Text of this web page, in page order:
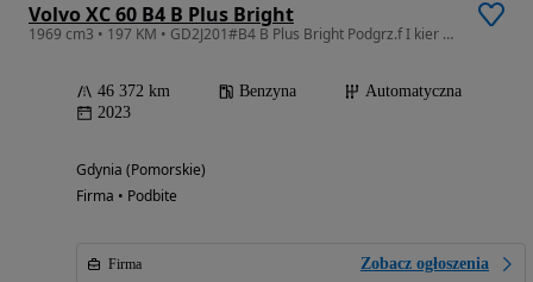
Volvo XC 60 B4 B Plus Bright
1969 cm3 • 197 KM • GD2J201#B4 B Plus Bright Podgrz.f I kier K.cof Salon PL VAT 23%
46 372 km Benzyna
Automatyczna
2023
Gdynia (Pomorskie)
Firma • Podbite
Firma Zobacz ogłoszenia